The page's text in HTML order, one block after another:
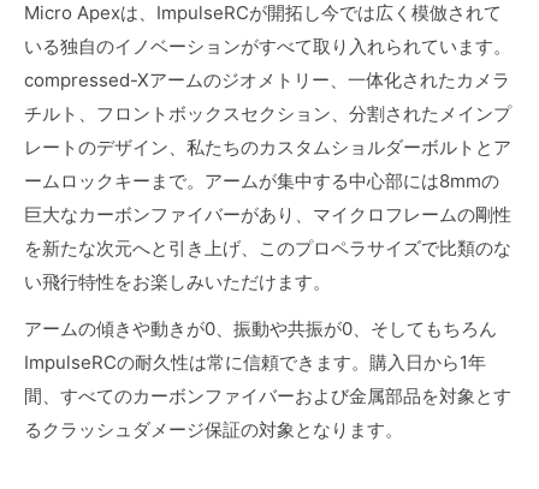
Micro Apexは、ImpulseRCが開拓し今では広く模倣されて
いる独自のイノベーションがすべて取り入れられています。
compressed-Xアームのジオメトリー、一体化されたカメラ
チルト、フロントボックスセクション、分割されたメインプ
レートのデザイン、私たちのカスタムショルダーボルトとア
ームロックキーまで。アームが集中する中心部には8mmの
巨大なカーボンファイバーがあり、マイクロフレームの剛性
を新たな次元へと引き上げ、このプロペラサイズで比類のな
い飛行特性をお楽しみいただけます。
アームの傾きや動きが0、振動や共振が0、そしてもちろん
ImpulseRCの耐久性は常に信頼できます。購入日から1年
間、すべてのカーボンファイバーおよび金属部品を対象とす
るクラッシュダメージ保証の対象となります。